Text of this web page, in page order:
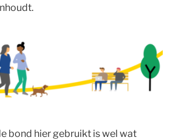
bond hier gebruikt is wel wat